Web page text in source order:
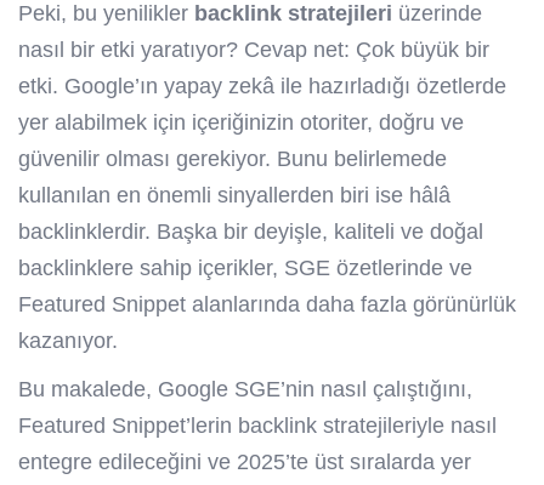
Peki, bu yenilikler backlink stratejileri üzerinde
nasıl bir etki yaratıyor? Cevap net: Çok büyük bir
etki. Google’ın yapay zekâ ile hazırladığı özetlerde
yer alabilmek için içeriğinizin otoriter, doğru ve
güvenilir olması gerekiyor. Bunu belirlemede
kullanılan en önemli sinyallerden biri ise hâlâ
backlinklerdir. Başka bir deyişle, kaliteli ve doğal
backlinklere sahip içerikler, SGE özetlerinde ve
Featured Snippet alanlarında daha fazla görünürlük
kazanıyor.
Bu makalede, Google SGE’nin nasıl çalıştığını,
Featured Snippet’lerin backlink stratejileriyle nasıl
entegre edileceğini ve 2025’te üst sıralarda yer